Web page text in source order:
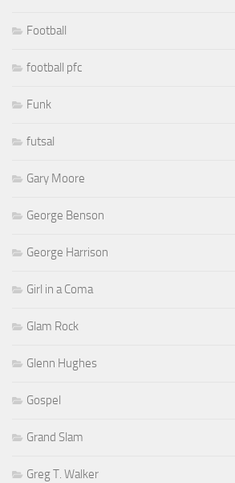
Football
football pfc
Funk
futsal
Gary Moore
George Benson
George Harrison
Girl in a Coma
Glam Rock
Glenn Hughes
Gospel
Grand Slam
Greg T. Walker